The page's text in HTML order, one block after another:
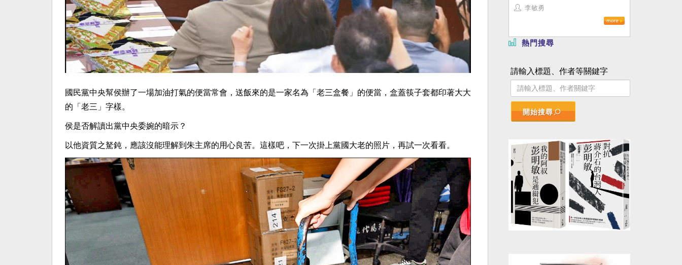
國民黨中央幫侯辦了一場加油打氣的便當常會，送飯來的是一家名為「老三盒餐」的便當，盒蓋筷子套都印著大大
的「老三」字樣。
侯是否解讀出黨中央委婉的暗示？
以他資質之駑鈍，應該沒能理解到朱主席的用心良苦。這樣吧，下一次掛上黨國大老的照片，再試一次看看。
李敏勇
熱門搜尋
請輸入標題、作者等關鍵字
開始搜尋